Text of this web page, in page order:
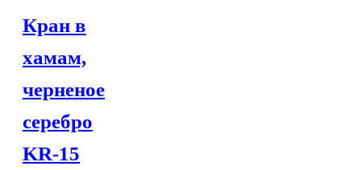
Кран в
хамам,
черненое
серебро
KR-15